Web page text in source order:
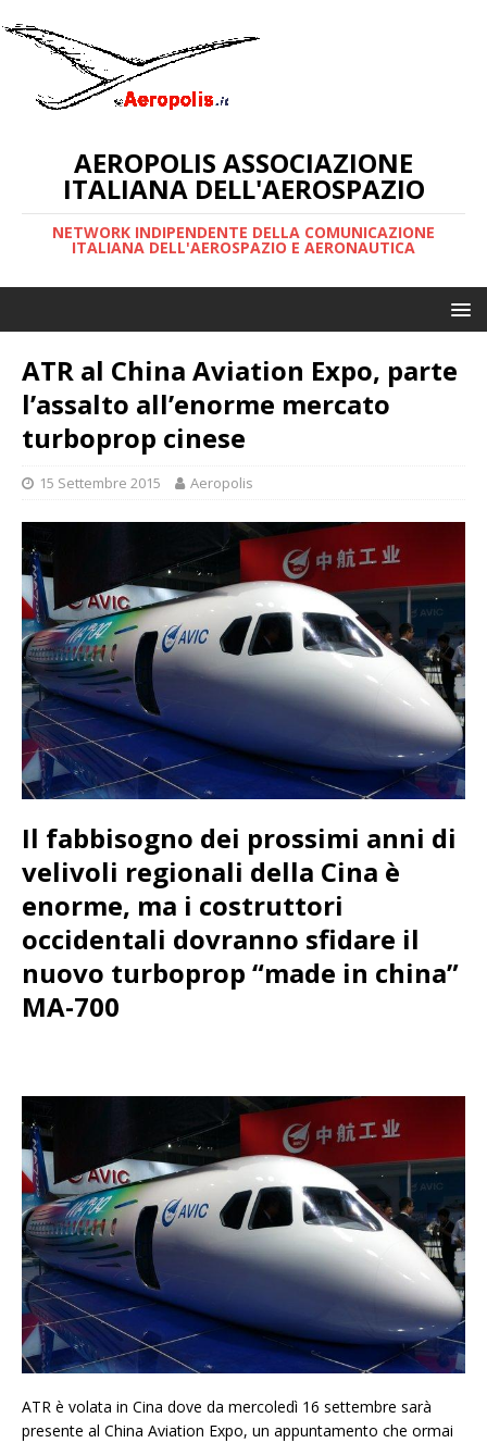
AEROPOLIS ASSOCIAZIONE
ITALIANA DELL'AEROSPAZIO
NETWORK INDIPENDENTE DELLA COMUNICAZIONE
ITALIANA DELL'AEROSPAZIO E AERONAUTICA
ATR al China Aviation Expo, parte
l’assalto all’enorme mercato
turboprop cinese
15 Settembre 2015 Aeropolis
Il fabbisogno dei prossimi anni di
velivoli regionali della Cina è
enorme, ma i costruttori
occidentali dovranno sfidare il
nuovo turboprop “made in china”
MA-700
ATR è volata in Cina dove da mercoledì 16 settembre sarà
presente al China Aviation Expo, un appuntamento che ormai